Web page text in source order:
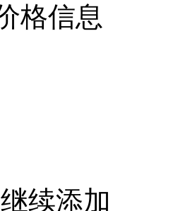
格信息
续添加